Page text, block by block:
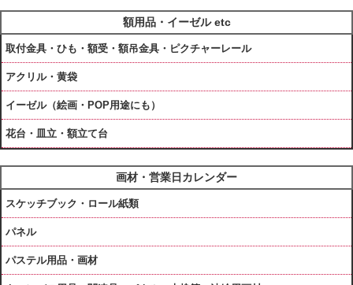
額用品・イーゼル etc
取付金具・ひも・額受・額吊金具・ピクチャーレール
アクリル・黄袋
イーゼル（絵画・POP用途にも）
花台・皿立・額立て台
画材・営業日カレンダー
スケッチブック・ロール紙類
パネル
パステル用品・画材